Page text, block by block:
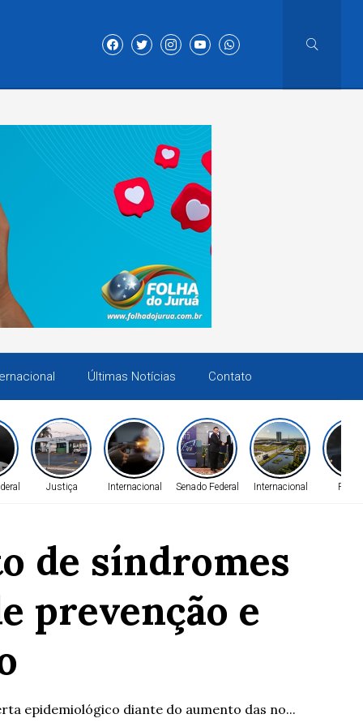
Últimas Notícias Contato
Justiça Internacional Senado Federal Internacional
de síndromes
prevenção e
epidemiológico diante do aumento das no...